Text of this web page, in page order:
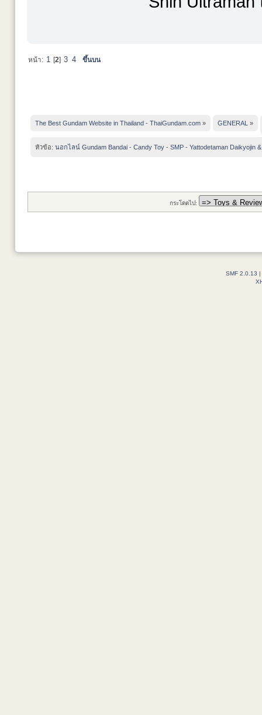
หน้า: 1 [2] 3 4 ขึ้นบน
The Best Gundam Website in Thailand - ThaiGundam.com » GENERAL »
หัวข้อ: นอกไลน์ Gundam Bandai - Candy Toy - SMP - Yattodetaman Daikyojin
กระโดดไป:
SMF 2.0.13